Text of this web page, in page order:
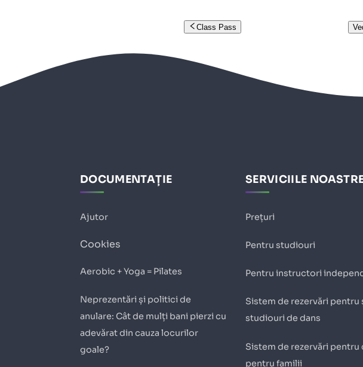
Class Pass
DOCUMENTAȚIE
Ajutor
Cookies
Aerobic + Yoga = Pilates
Neprezentări și politici de
anulare: Cât de mulți bani pierzi cu
adevărat din cauza locurilor
goale?
SERVICIILE
Prețuri
Pentru studiouri
Pentru instructori
Sistem de rezervări pentru
studiouri de dans
Sistem de rezervări pentru
pentru familii